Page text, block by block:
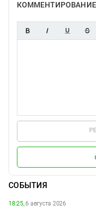
СОБЫТИЯ
18:25,6 августа 2026